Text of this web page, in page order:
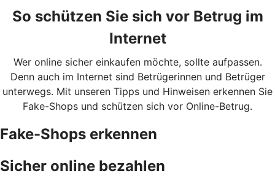
So schützen Sie sich vor Betrug im
Internet
Wer online sicher einkaufen möchte, sollte aufpassen.
Denn auch im Internet sind Betrügerinnen und Betrüger
unterwegs. Mit unseren Tipps und Hinweisen erkennen Sie
Fake-Shops und schützen sich vor Online-Betrug.
Fake-Shops erkennen
Sicher online bezahlen